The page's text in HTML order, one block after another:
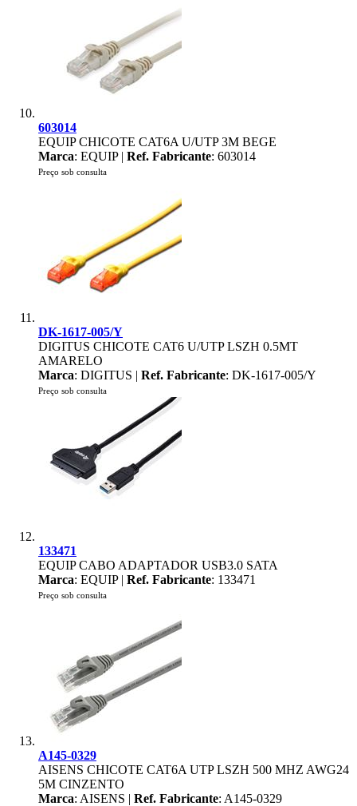
603014
EQUIP CHICOTE CAT6A U/UTP 3M BEGE
Marca: EQUIP | Ref. Fabricante: 603014
Preço sob consulta
DK-1617-005/Y
DIGITUS CHICOTE CAT6 U/UTP LSZH 0.5MT
AMARELO
Marca: DIGITUS | Ref. Fabricante: DK-1617-005/Y
Preço sob consulta
133471
EQUIP CABO ADAPTADOR USB3.0 SATA
Marca: EQUIP | Ref. Fabricante: 133471
Preço sob consulta
A145-0329
AISENS CHICOTE CAT6A UTP LSZH 500 MHZ AWG24
5M CINZENTO
Marca: AISENS | Ref. Fabricante: A145-0329